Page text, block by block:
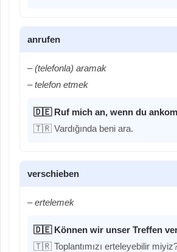
anrufen
– (telefonla) aramak
– telefon etmek
🇩🇪 Ruf mich an, wenn du
🇹🇷 Vardığında beni ara.
verschieben
– ertelemek
🇩🇪 Können wir unser Treffen
🇹🇷 Toplantımızı erteleyebilir